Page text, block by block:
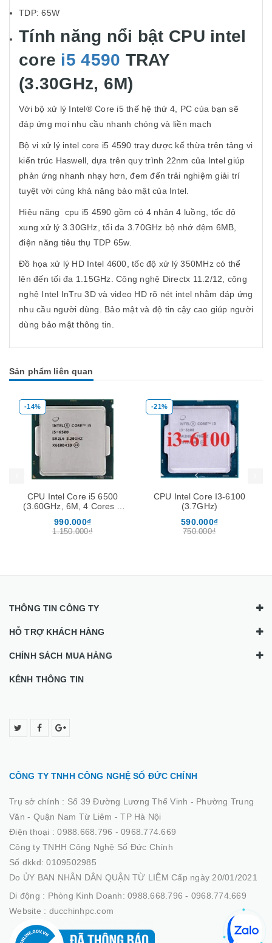
TDP: 65W
Tính năng nổi bật CPU intel
core i5 4590 TRAY
(3.30GHz, 6M)
Với bộ xử lý Intel® Core i5 thế hệ thứ 4, PC của bạn sẽ
đáp ứng mọi nhu cầu nhanh chóng và liền mạch
Bộ vi xử lý intel core i5 4590 tray được kế thừa trên tảng vi
kiến trúc Haswell, dựa trên quy trình 22nm của Intel giúp
phản ứng nhanh nhạy hơn, đem đến trải nghiệm giải trí
tuyệt vời cùng khả năng bảo mật của Intel.
Hiệu năng cpu i5 4590 gồm có 4 nhân 4 luồng, tốc độ
xung xử lý 3.30GHz, tối đa 3.70GHz bộ nhớ đệm 6MB,
điện năng tiêu thụ TDP 65w.
Đồ họa xử lý HD Intel 4600, tốc độ xử lý 350MHz có thể
lên đến tối đa 1.15GHz. Công nghệ Directx 11.2/12, công
nghệ Intel InTru 3D và video HD rõ nét intel nhằm đáp ứng
nhu cầu người dùng. Bảo mật và độ tin cậy cao giúp người
dùng bảo mật thông tin.
Sản phẩm liên quan
-21%
CPU Intel Core I3-6100
(3.7GHz)
590.000₫
750.000₫
-24%
CPU Intel Pentium G4400
(3.30GHz, 3M, 2 Cores 2
190.000₫
250.000₫
THÔNG TIN CÔNG TY
HỖ TRỢ KHÁCH HÀNG
CHÍNH SÁCH MUA HÀNG
KÊNH THÔNG TIN
CÔNG TY TNHH CÔNG NGHỆ SỐ ĐỨC CHÍNH
Trụ sở chính : Số 39 Đường Lương Thế Vinh - Phường Trung
Văn - Quận Nam Từ Liêm - TP Hà Nội
Điện thoại :0988.668.796 - 0968.774.669
Công ty TNHH Công Nghệ Số Đức Chính
Số dkkd: 0109502985
Do ỦY BAN NHÂN DÂN QUẬN TỪ LIÊM Cấp ngày 20/01/2021
Di động : Phòng Kinh Doanh: 0988.668.796 - 0968.774.669
Website : ducchinhpc.com